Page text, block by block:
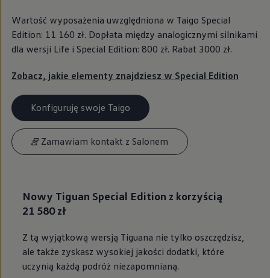
Wartość wyposażenia uwzględniona w Taigo Special
Edition: 11 160 zł. Dopłata między analogicznymi silnikami
dla wersji Life i Special Edition: 800 zł. Rabat 3000 zł.
Zobacz, jakie elementy znajdziesz w Special Edition
Konfiguruję swoje Taigo
Zamawiam kontakt z Salonem
Nowy Tiguan Special Edition z korzyścią
21 580 zł
Z tą wyjątkową wersją Tiguana nie tylko oszczędzisz,
ale także zyskasz wysokiej jakości dodatki, które
uczynią każdą podróż niezapomnianą.